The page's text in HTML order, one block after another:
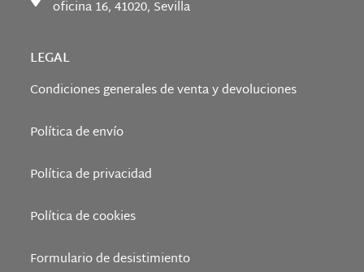
oficina 16, 41020, Sevilla
LEGAL
Condiciones generales de venta y devoluciones
Política de envío
Política de privacidad
Política de cookies
Formulario de desistimiento